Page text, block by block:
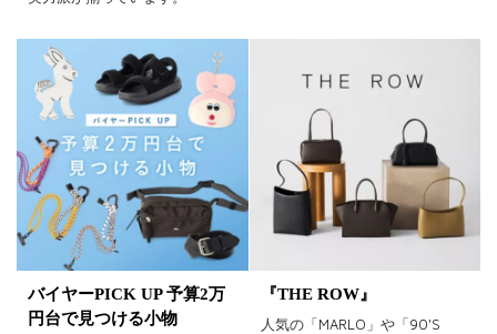
バイヤーPICK UP 予算2万
円台で見つける小物
『THE ROW』
人気の「MARLO」や「90'S